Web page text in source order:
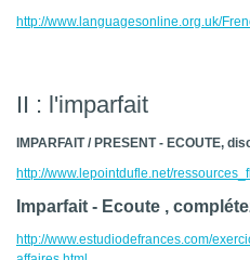
http://www.languagesonline.org.uk/
II : l'imparfait
IMPARFAIT / PRESENT - ECOUTE,
http://www.lepointdufle.net/
Imparfait - Ecoute ,
http://www.estudiodefrances.com/